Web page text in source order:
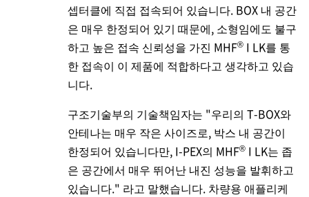
셉터클에 직접 접속되어 있습니다. BOX 내 공간
은 매우 한정되어 있기 때문에, 소형임에도 불구
하고 높은 접속 신뢰성을 가진 MHF® I LK를 통
한 접속이 이 제품에 적합하다고 생각하고 있습
니다.
구조기술부의 기술책임자는 "우리의 T-BOX와
안테나는 매우 작은 사이즈로, 박스 내 공간이
한정되어 있습니다만, I-PEX의 MHF® I LK는 좁
은 공간에서 매우 뛰어난 내진 성능을 발휘하고
있습니다." 라고 말했습니다. 차량용 애플리케